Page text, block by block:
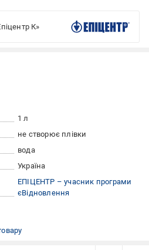
К»
1 л
не створює плівки
вода
Україна
ЕПІЦЕНТР – учасник програми
єВідновлення